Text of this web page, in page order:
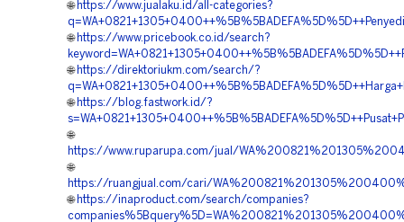
🌐 https://www.jualaku.id/all-categories?
🌐 https://www.pricebook.co.id/search?
🌐 https://direktoriukm.com/search/?
🌐 https://blog.fastwork.id/?
🌐
https://www.ruparupa.com/jual/
🌐
https://ruangjual.com/cari/
🌐 https://inaproduct.com/search/companies?